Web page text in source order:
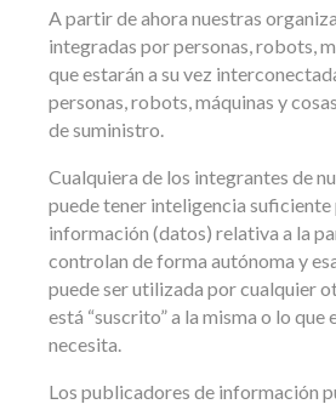
A partir de ahora nuestras
integradas por personas, robots,
que estarán a su vez
personas, robots, máquinas y
de suministro.
Cualquiera de los integrantes de
puede tener inteligencia suficiente
información (datos) relativa a la
controlan de forma autónoma y
puede ser utilizada por cualquier
está “suscrito” a la misma o lo que
necesita.
Los publicadores de información